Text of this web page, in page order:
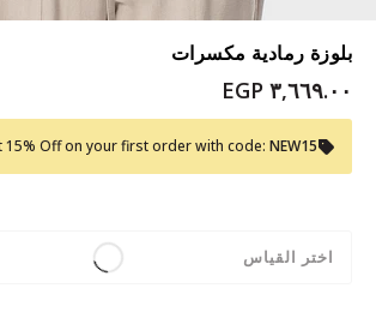
بلوزة رمادية مكسرات
٣,٦٦٩.٠٠ EGP
15% Off on your first order with code: NEW15
اختر القياس